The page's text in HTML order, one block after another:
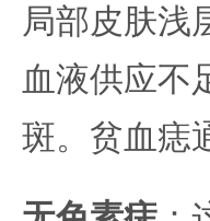
局部皮肤浅
血液供应不
斑。贫血痣